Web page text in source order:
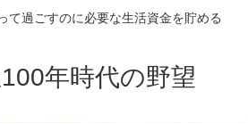
て過ごすのに必要な生活資金を貯める
年時代の野望